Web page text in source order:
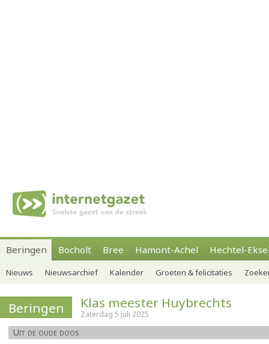
Beringen Bocholt Bree Hamont-Achel Hechtel-
Nieuws Nieuwsarchief Kalender Groeten & felicitaties
Beringen Klas meester Huybrechts
Zaterdag 5 juli 2025
Uit de oude doos